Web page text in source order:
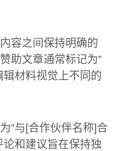
容之间保持明确的
助文章通常标记为”
辑材料视觉上不同的
”与[合作伙伴名称]合
论和建议旨在保持独